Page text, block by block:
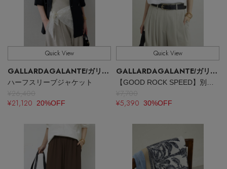
Quick View
GALLARDAGALANTE/ガリャルダガランテ
ハーフスリーブジャケット
¥26,400
¥21,120
20%OFF
Quick View
GALLARDAGALANTE/ガリャルダガランテ
¥7,700
¥5,390 30%OFF